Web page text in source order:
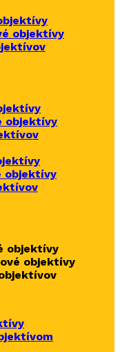
objektívy
objektívy
objektívy
objektívy
objektívy